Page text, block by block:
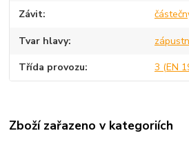
Závit
Tvar hlavy
Třída provozu 3 (EN
Zboží zařazeno v kategoriích